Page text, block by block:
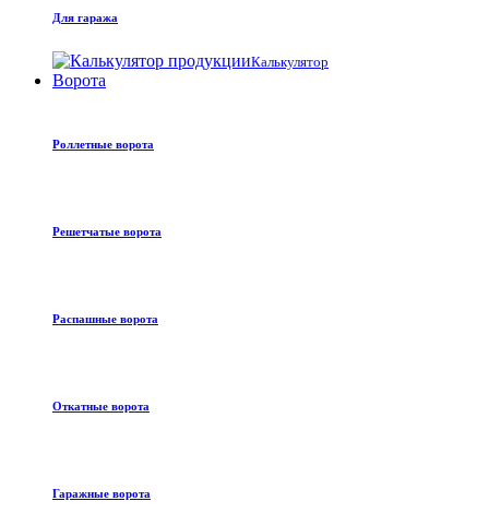
Для гаража
Калькулятор
Ворота
Роллетные ворота
Решетчатые ворота
Распашные ворота
Откатные ворота
Гаражные ворота